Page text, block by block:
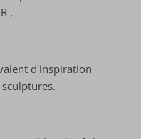
,
d'inspiration